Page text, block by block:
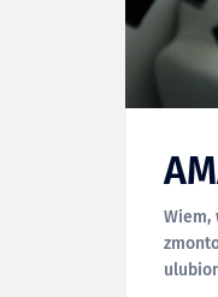
Wiem,
zmontowałem i
ulubiony